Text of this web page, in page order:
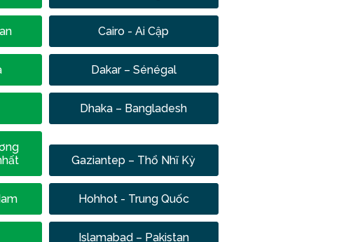
Cairo - Ai Cập
Dakar – Sénégal
Dhaka – Bangladesh
Gaziantep – Thổ Nhĩ Kỳ
Hohhot - Trung Quốc
Islamabad – Pakistan